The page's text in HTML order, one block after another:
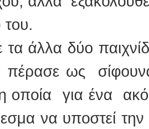
του.
τα άλλα δύο
πέρασε ως
οποία για ένα
να υποστεί